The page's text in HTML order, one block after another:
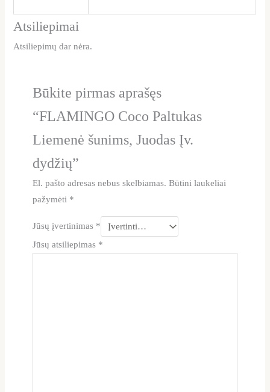
Atsiliepimai
Atsiliepimų dar nėra.
Būkite pirmas aprašęs
“FLAMINGO Coco Paltukas
Liemenė šunims, Juodas Įv.
dydžių”
El. pašto adresas nebus skelbiamas. Būtini laukeliai
pažymėti *
Jūsų įvertinimas *
Jūsų atsiliepimas *